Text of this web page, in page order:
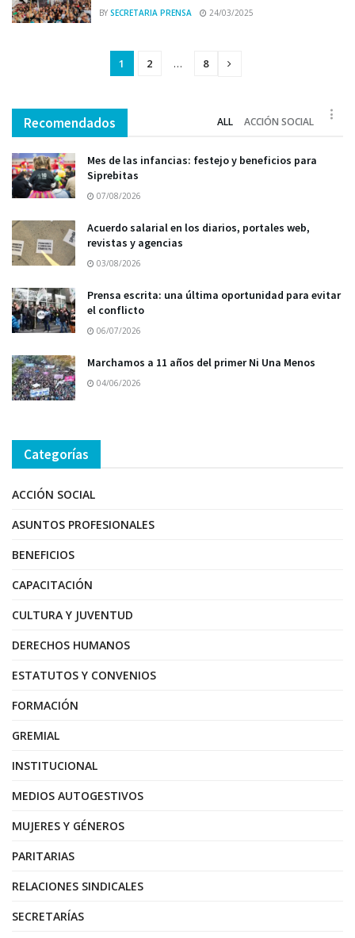
BY SECRETARIA PRENSA 24/03/2025
1 2 … 8
Recomendados ALL ACCIÓN SOCIAL
Mes de las infancias: festejo y beneficios para
Siprebitas
07/08/2026
Acuerdo salarial en los diarios, portales web,
revistas y agencias
03/08/2026
Prensa escrita: una última oportunidad para evitar
el conflicto
06/07/2026
Marchamos a 11 años del primer Ni Una Menos
04/06/2026
Categorías
ACCIÓN SOCIAL
ASUNTOS PROFESIONALES
BENEFICIOS
CAPACITACIÓN
CULTURA Y JUVENTUD
DERECHOS HUMANOS
ESTATUTOS Y CONVENIOS
FORMACIÓN
GREMIAL
INSTITUCIONAL
MEDIOS AUTOGESTIVOS
MUJERES Y GÉNEROS
PARITARIAS
RELACIONES SINDICALES
SECRETARÍAS